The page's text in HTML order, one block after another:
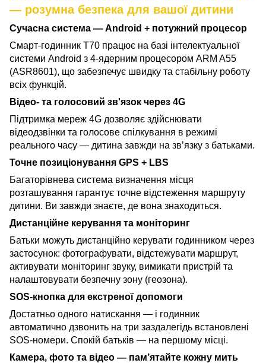
— розумна безпека для вашої дитини
Сучасна система — Android + потужний процесор
Смарт-годинник T70 працює на базі інтелектуальної
системи Android з 4-ядерним процесором ARM A55
(ASR8601), що забезпечує швидку та стабільну роботу
всіх функцій.
Відео- та голосовий зв'язок через 4G
Підтримка мереж 4G дозволяє здійснювати
відеодзвінки та голосове спілкування в режимі
реального часу — дитина завжди на зв’язку з батьками.
Точне позиціонування GPS + LBS
Багаторівнева система визначення місця
розташування гарантує точне відстеження маршруту
дитини. Ви завжди знаєте, де вона знаходиться.
Дистанційне керування та моніторинг
Батьки можуть дистанційно керувати годинником через
застосунок: фотографувати, відстежувати маршрут,
активувати моніторинг звуку, вимикати пристрій та
налаштовувати безпечну зону (геозона).
SOS-кнопка для екстреної допомоги
Достатньо одного натискання — і годинник
автоматично дзвонить на три заздалегідь встановлені
SOS-номери. Спокій батьків — на першому місці.
Камера, фото та відео — пам’ятайте кожну мить